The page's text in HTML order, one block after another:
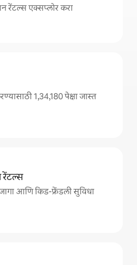
रेंटल्स एक्सप्लोर करा
1,34,180 पेक्षा जास्त
रेंटल्स
जागा आणि किड-फ्रेंडली सुविधा